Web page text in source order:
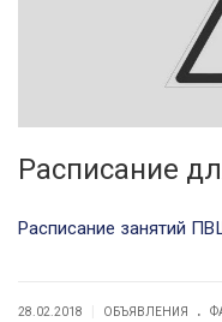
Расписание
Расписание занятий
28.02.2018 ОБЪЯВЛЕНИЯ .